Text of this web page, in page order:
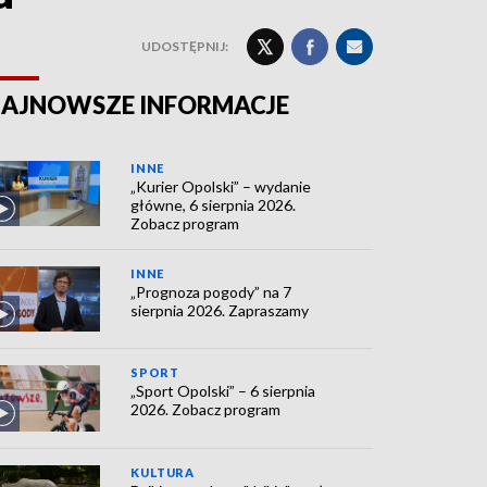
UDOSTĘPNIJ:
INFORMACJE
INNE
„Kurier Opolski” – wydanie
główne, 6 sierpnia 2026.
Zobacz program
INNE
„Prognoza pogody” na 7
sierpnia 2026. Zapraszamy
SPORT
„Sport Opolski” – 6 sierpnia
2026. Zobacz program
KULTURA